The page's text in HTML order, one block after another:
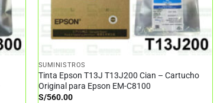
SUMINISTROS
Tinta Epson T13J T13J200 Cian – Cartucho
Original para Epson EM-C8100
S/560.00